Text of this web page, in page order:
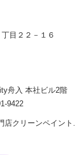
目２２－１６
舟入 本社ビル2階
9422
店クリーンペイント.